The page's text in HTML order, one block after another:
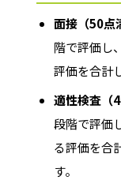
面接（50点
階で評価し
評価を合計
適性検査（
段階で評価
る評価を合
す。